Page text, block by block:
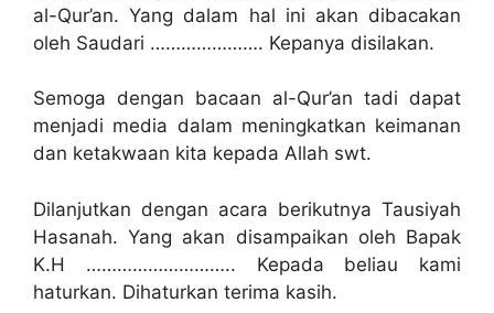
al-Qur’an. Yang dalam hal ini akan dibacakan
oleh Saudari …………………. Kepanya disilakan.
Semoga dengan bacaan al-Qur’an tadi dapat
menjadi media dalam meningkatkan keimanan
dan ketakwaan kita kepada Allah swt.
Dilanjutkan dengan acara berikutnya Tausiyah
Hasanah. Yang akan disampaikan oleh Bapak
K.H ……………………….. Kepada beliau kami
haturkan. Dihaturkan terima kasih.